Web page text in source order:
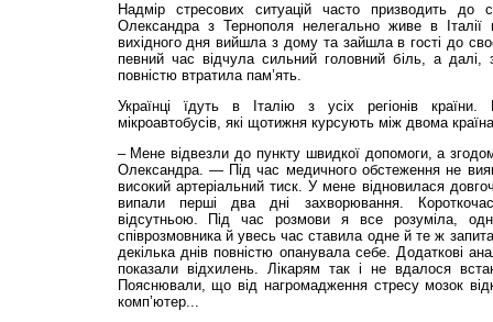
Надмір стресових ситуацій часто призводить до
Олександра з Тернополя нелегально живе в
вихідного дня вийшла з дому та зайшла в гості до
певний час відчула сильний головний біль, а далі,
повністю втратила пам’ять.
Українці їдуть в Італію з усіх регіонів
мікроавтобусів, які щотижня курсують між двома
– Мене відвезли до пункту швидкої допомоги, а
Олександра. — Під час медичного обстеження не
високий артеріальний тиск. У мене відновилася
випали перші два дні захворювання.
відсутньою. Під час розмови я все розуміла,
співрозмовника й увесь час ставила одне й те ж
декілька днів повністю опанувала себе. Додаткові
показали відхилень. Лікарям так і не вдалося
Пояснювали, що від нагромадження стресу мозок
комп’ютер...